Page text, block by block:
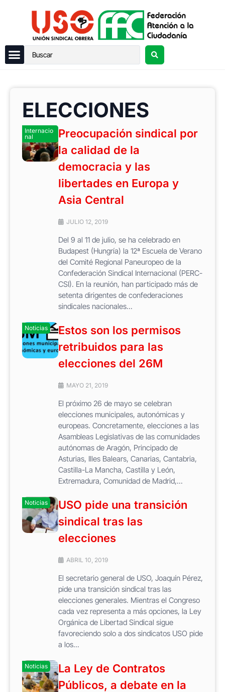
ELECCIONES
Internacio
nal
Preocupación sindical por
la calidad de la
democracia y las
libertades en Europa y
Asia Central
JULIO 12, 2019
Del 9 al 11 de julio, se ha celebrado en
Budapest (Hungría) la 12ª Escuela de Verano
del Comité Regional Paneuropeo de la
Confederación Sindical Internacional (PERC-
CSI). En la reunión, han participado más de
setenta dirigentes de confederaciones
sindicales nacionales...
Noticias
Estos son los permisos
retribuidos para las
elecciones del 26M
MAYO 21, 2019
El próximo 26 de mayo se celebran
elecciones municipales, autonómicas y
europeas. Concretamente, elecciones a las
Asambleas Legislativas de las comunidades
autónomas de Aragón, Principado de
Asturias, Illes Balears, Canarias, Cantabria,
Castilla-La Mancha, Castilla y León,
Extremadura, Comunidad de Madrid,...
Noticias
USO pide una transición
sindical tras las
elecciones
ABRIL 10, 2019
El secretario general de USO, Joaquín Pérez,
pide una transición sindical tras las
elecciones generales. Mientras el Congreso
cada vez representa a más opciones, la Ley
Orgánica de Libertad Sindical sigue
favoreciendo solo a dos sindicatos USO pide
a los...
Noticias
La Ley de Contratos
Públicos, a debate en la